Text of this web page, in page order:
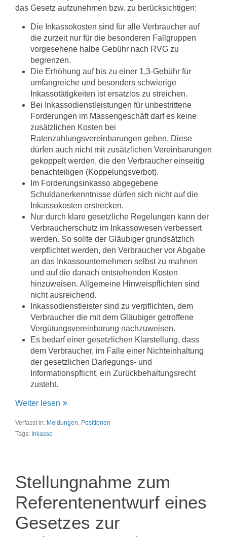
das Gesetz aufzunehmen bzw. zu berücksichtigen:
Die Inkassokosten sind für alle Verbraucher auf
die zurzeit nur für die besonderen Fallgruppen
vorgesehene halbe Gebühr nach RVG zu
begrenzen.
Die Erhöhung auf bis zu einer 1,3-Gebühr für
umfangreiche und besonders schwierige
Inkassotätigkeiten ist ersatzlos zu streichen.
Bei Inkassodienstleistungen für unbestrittene
Forderungen im Massengeschäft darf es keine
zusätzlichen Kosten bei
Ratenzahlungsvereinbarungen geben. Diese
dürfen auch nicht mit zusätzlichen Vereinbarungen
gekoppelt werden, die den Verbraucher einseitig
benachteiligen (Koppelungsverbot).
Im Forderungsinkasso abgegebene
Schuldanerkenntnisse dürfen sich nicht auf die
Inkassokosten erstrecken.
Nur durch klare gesetzliche Regelungen kann der
Verbraucherschutz im Inkassowesen verbessert
werden. So sollte der Gläubiger grundsätzlich
verpflichtet werden, den Verbraucher vor Abgabe
an das Inkassounternehmen selbst zu mahnen
und auf die danach entstehenden Kosten
hinzuweisen. Allgemeine Hinweispflichten sind
nicht ausreichend.
Inkassodienstleister sind zu verpflichten, dem
Verbraucher die mit dem Gläubiger getroffene
Vergütungsvereinbarung nachzuweisen.
Es bedarf einer gesetzlichen Klarstellung, dass
dem Verbraucher, im Falle einer Nichteinhaltung
der gesetzlichen Darlegungs- und
Informationspflicht, ein Zurückbehaltungsrecht
zusteht.
Weiter lesen
Verfasst in: Meldungen, Positionen
Tags: Inkasso
Stellungnahme zum
Referentenentwurf eines
Gesetzes zur